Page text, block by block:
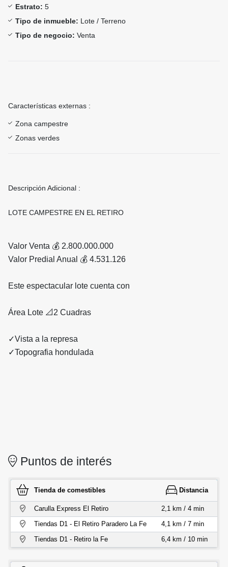
Estrato: 5
Tipo de inmueble: Lote / Terreno
Tipo de negocio: Venta
Características externas :
Zona campestre
Zonas verdes
Descripción Adicional :
LOTE CAMPESTRE EN EL RETIRO
Valor Venta 💰 2.800.000.000
Valor Predial Anual 💰 4.531.126
Este espectacular lote cuenta con
Área Lote 📐2 Cuadras
✓Vista a la represa
✓Topografia hondulada
Puntos de interés
Tienda de comestibles Distancia
Carulla Express El Retiro
2,1 km / 4 min
Tiendas D1 - El Retiro Paradero La Fe
4,1 km / 7 min
Tiendas D1 - Retiro la Fe
6,4 km / 10 min